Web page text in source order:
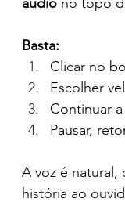
Basta:
Clicar no
Escolher
Continuar
Pausar,
A voz é
história ao